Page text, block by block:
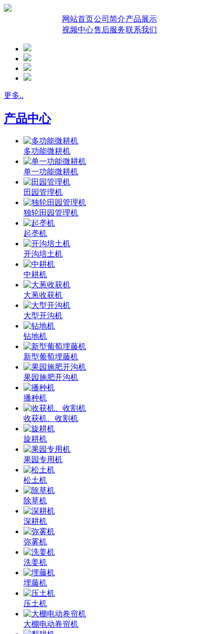
网站首页公司简介产品展示
视频中心售后服务联系我们
更多..
产品中心
多功能微耕机
单一功能微耕机
田园管理机
独轮田园管理机
起垄机
开沟培土机
中耕机
大葱收获机
大型开沟机
钻地机
新型葡萄埋藤机
果园施肥开沟机
播种机
收获机、收割机
旋耕机
果园专用机
松土机
除草机
深耕机
弥雾机
洗姜机
埋藤机
压土机
大棚电动卷帘机